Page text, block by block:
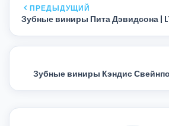
ПРЕДЫДУЩИЙ
Зубные виниры Пита Дэвидсона |
Зубные виниры Кэндис